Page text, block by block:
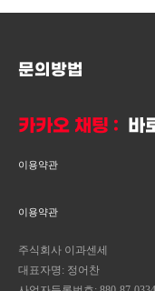
문의방법
카카오 채팅 : 바
이용약관
이용약관
주식회사 이과센세
대표자명: 정어찬